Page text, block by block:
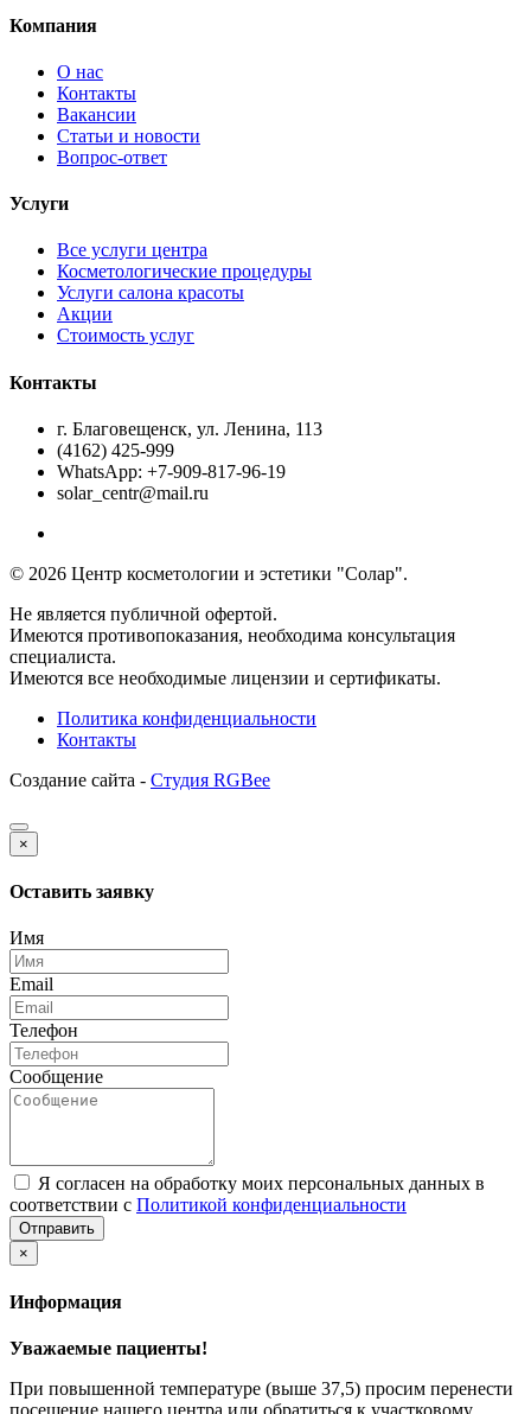
Компания
О нас
Контакты
Вакансии
Статьи и новости
Вопрос-ответ
Услуги
Все услуги центра
Косметологические процедуры
Услуги салона красоты
Акции
Стоимость услуг
Контакты
г. Благовещенск, ул. Ленина, 113
(4162) 425-999
WhatsApp: +7-909-817-96-19
solar_centr@mail.ru
© 2026 Центр косметологии и эстетики "Солар".
Не является публичной офертой.
Имеются противопоказания, необходима консультация
специалиста.
Имеются все необходимые лицензии и сертификаты.
Политика конфиденциальности
Контакты
Создание сайта - Студия RGBee
×
Оставить заявку
Имя
Email
Телефон
Сообщение
Я согласен на обработку моих персональных данных в
соответствии с Политикой конфиденциальности
Отправить
×
Информация
Уважаемые пациенты!
При повышенной температуре (выше 37,5) просим перенести
посещение нашего центра или обратиться к участковому